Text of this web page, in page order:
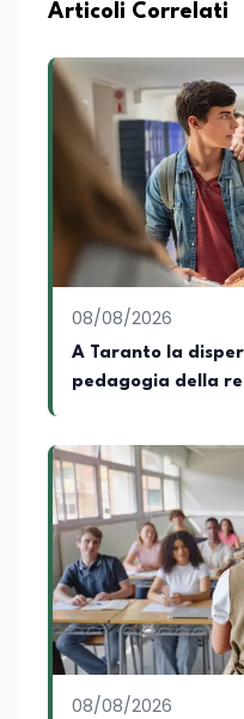
Articoli Correlati
08/08/2026
A Taranto la
pedagogia della
08/08/2026